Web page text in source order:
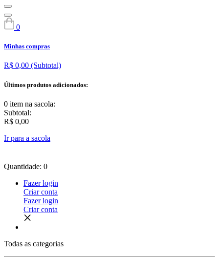
0
Minhas compras
R$ 0,00 (Subtotal)
Últimos produtos adicionados:
0 item na sacola:
Subtotal:
R$ 0,00
Ir para a sacola
Quantidade: 0
Fazer login
Criar conta
Fazer login
Criar conta
Todas as categorias